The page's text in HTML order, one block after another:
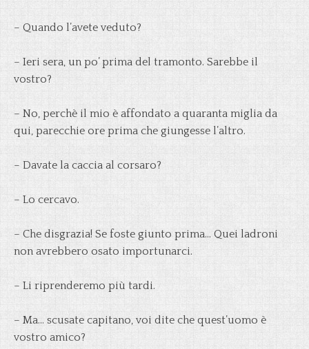
– Quando l’avete veduto?
– Ieri sera, un po’ prima del tramonto. Sarebbe il
vostro?
– No, perchè il mio è affondato a quaranta miglia da
qui, parecchie ore prima che giungesse l’altro.
– Davate la caccia al corsaro?
– Lo cercavo.
– Che disgrazia! Se foste giunto prima… Quei ladroni
non avrebbero osato importunarci.
– Li riprenderemo più tardi.
– Ma… scusate capitano, voi dite che quest’uomo è
vostro amico?